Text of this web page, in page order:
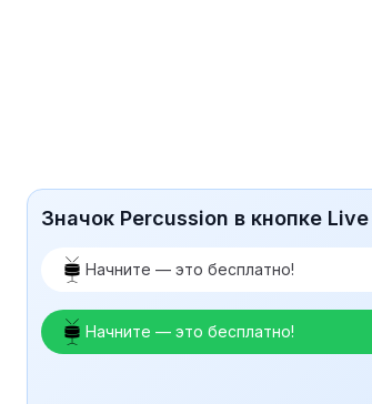
Значок Percussion в кнопке Live
Начните — это бесплатно!
Начните — это бесплатно!